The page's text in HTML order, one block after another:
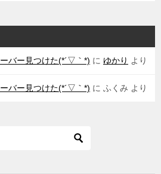
バー見つけた(*´▽｀*) に ゆかり より
バー見つけた(*´▽｀*) に ふくみ より